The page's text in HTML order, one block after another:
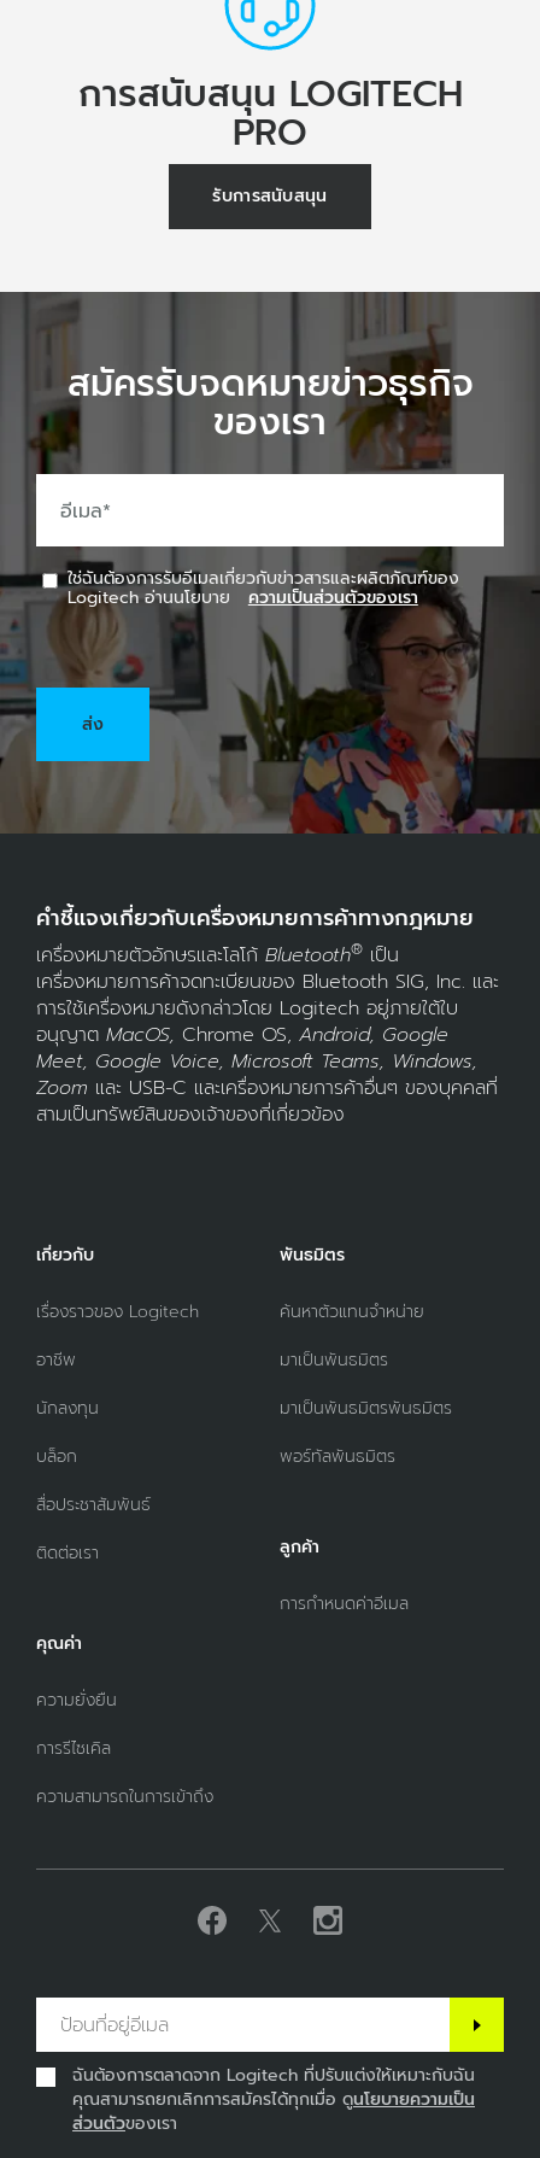
การสนับสนุน LOGITECH
PRO
รับการสนับสนุน
สมัครรับจดหมายข่าวธุรกิจ
ของเรา
อีเมล*
ใช่ฉันต้องการรับอีเมลเกี่ยวกับข่าวสารและผลิตภัณฑ์ของ
Logitech อ่านนโยบาย ความเป็นส่วนตัวของเรา
ส่ง
คำชี้แจงเกี่ยวกับเครื่องหมายการค้าทางกฎหมาย
เครื่องหมายตัวอักษรและโลโก้ Bluetooth® เป็น
เครื่องหมายการค้าจดทะเบียนของ Bluetooth SIG, Inc. และ
การใช้เครื่องหมายดังกล่าวโดย Logitech อยู่ภายใต้ใบ
อนุญาต MacOS, Chrome OS, Android, Google
Meet, Google Voice, Microsoft Teams, Windows,
Zoom และ USB-C และเครื่องหมายการค้าอื่นๆ ของบุคคลที่
สามเป็นทรัพย์สินของเจ้าของที่เกี่ยวข้อง
เกี่ยวกับ
เรื่องราวของ Logitech
อาชีพ
นักลงทุน
บล็อก
สื่อประชาสัมพันธ์
ติดต่อเรา
คุณค่า
ความยั่งยืน
การรีไซเคิล
ความสามารถในการเข้าถึง
พันธมิตร
ค้นหาตัวแทนจำหน่าย
มาเป็นพันธมิตร
มาเป็นพันธมิตรพันธมิตร
พอร์ทัลพันธมิตร
ลูกค้า
การกำหนดค่าอีเมล
ฉันต้องการตลาดจาก Logitech ที่ปรับแต่งให้เหมาะกับฉัน
คุณสามารถยกเลิกการสมัครได้ทุกเมื่อ ดูนโยบายความเป็น
ส่วนตัวของเรา